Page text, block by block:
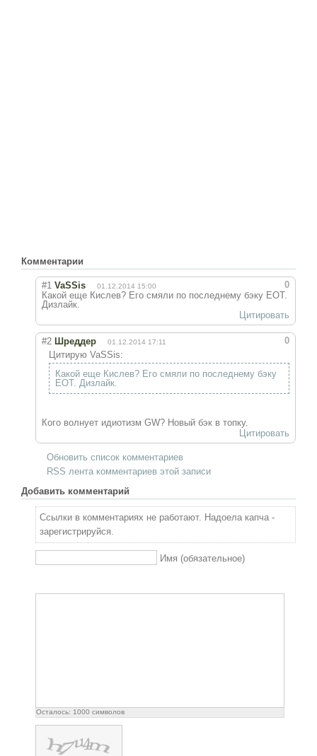
Комментарии
0
#1 VaSSis 01.12.2014 15:00
Какой еще Кислев? Его смяли по последнему бэку EOT.
Дизлайк.
Цитировать
0
#2 Шреддер 01.12.2014 17:11
Цитирую VaSSis:
Какой еще Кислев? Его смяли по последнему бэку
EOT. Дизлайк.
Кого волнует идиотизм GW? Новый бэк в топку.
Цитировать
Обновить список комментариев
RSS лента комментариев этой записи
Добавить комментарий
Ссылки в комментариях не работают. Надоела капча -
зарегистрируйся.
Имя (обязательное)
Осталось: 1000 символов